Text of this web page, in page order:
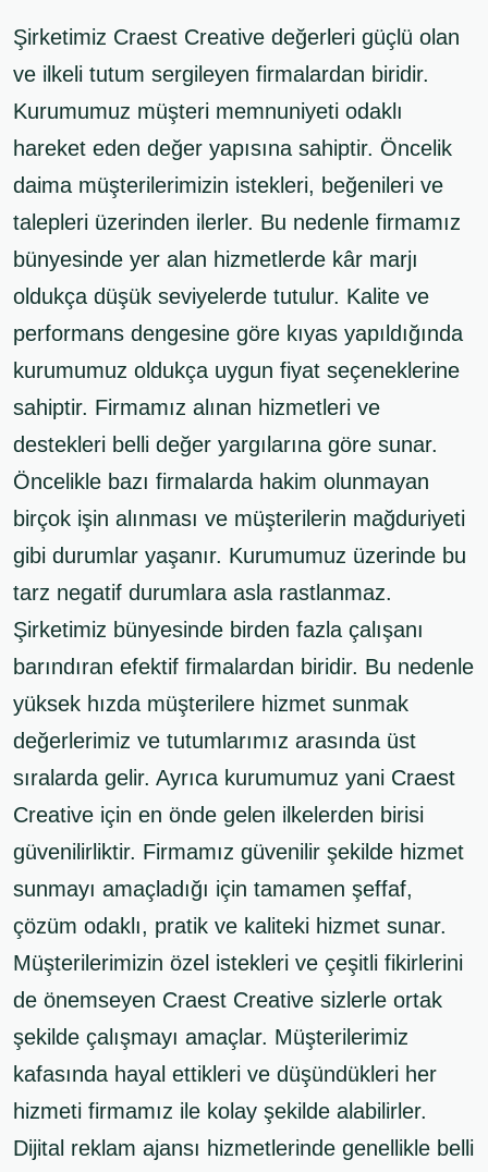
Şirketimiz Craest Creative değerleri güçlü olan
ve ilkeli tutum sergileyen firmalardan biridir.
Kurumumuz müşteri memnuniyeti odaklı
hareket eden değer yapısına sahiptir. Öncelik
daima müşterilerimizin istekleri, beğenileri ve
talepleri üzerinden ilerler. Bu nedenle firmamız
bünyesinde yer alan hizmetlerde kâr marjı
oldukça düşük seviyelerde tutulur. Kalite ve
performans dengesine göre kıyas yapıldığında
kurumumuz oldukça uygun fiyat seçeneklerine
sahiptir. Firmamız alınan hizmetleri ve
destekleri belli değer yargılarına göre sunar.
Öncelikle bazı firmalarda hakim olunmayan
birçok işin alınması ve müşterilerin mağduriyeti
gibi durumlar yaşanır. Kurumumuz üzerinde bu
tarz negatif durumlara asla rastlanmaz.
Şirketimiz bünyesinde birden fazla çalışanı
barındıran efektif firmalardan biridir. Bu nedenle
yüksek hızda müşterilere hizmet sunmak
değerlerimiz ve tutumlarımız arasında üst
sıralarda gelir. Ayrıca kurumumuz yani Craest
Creative için en önde gelen ilkelerden birisi
güvenilirliktir. Firmamız güvenilir şekilde hizmet
sunmayı amaçladığı için tamamen şeffaf,
çözüm odaklı, pratik ve kaliteki hizmet sunar.
Müşterilerimizin özel istekleri ve çeşitli fikirlerini
de önemseyen Craest Creative sizlerle ortak
şekilde çalışmayı amaçlar. Müşterilerimiz
kafasında hayal ettikleri ve düşündükleri her
hizmeti firmamız ile kolay şekilde alabilirler.
Dijital reklam ajansı hizmetlerinde genellikle belli
Müşteri Görüşleri
Misyonumuz
Vizyonumuz
KVKK ve Çerez Politikası